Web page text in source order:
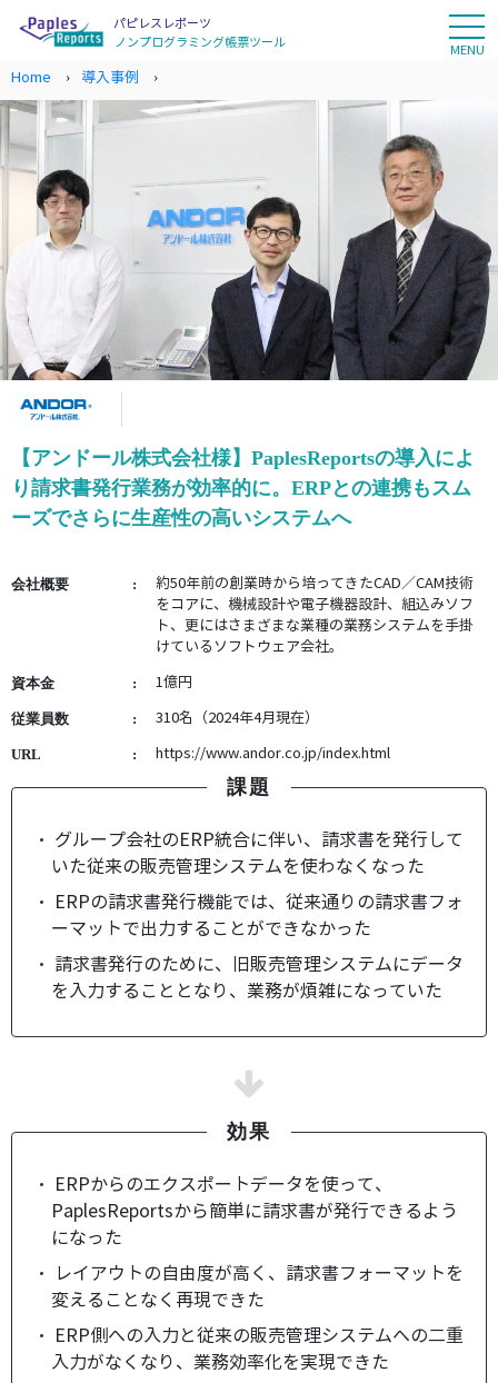
パピレスレポーツ
ノンプログラミング帳票ツール MENU
Home 導入事例
【アンドール株式会社様】PaplesReportsの導入によ
り請求書発行業務が効率的に。ERPとの連携もスム
ーズでさらに生産性の高いシステムへ
会社概要
約50年前の創業時から培ってきたCAD／CAM技術
をコアに、機械設計や電子機器設計、組込みソフ
ト、更にはさまざまな業種の業務システムを手掛
けているソフトウェア会社。
資本金 1億円
従業員数 310名（2024年4月現在）
URL https://www.andor.co.jp/index.html
課題
グループ会社のERP統合に伴い、請求書を発行して
いた従来の販売管理システムを使わなくなった
ERPの請求書発行機能では、従来通りの請求書フォ
ーマットで出力することができなかった
請求書発行のために、旧販売管理システムにデータ
を入力することとなり、業務が煩雑になっていた
効果
ERPからのエクスポートデータを使って、
PaplesReportsから簡単に請求書が発行できるよう
になった
レイアウトの自由度が高く、請求書フォーマットを
変えることなく再現できた
ERP側への入力と従来の販売管理システムへの二重
入力がなくなり、業務効率化を実現できた